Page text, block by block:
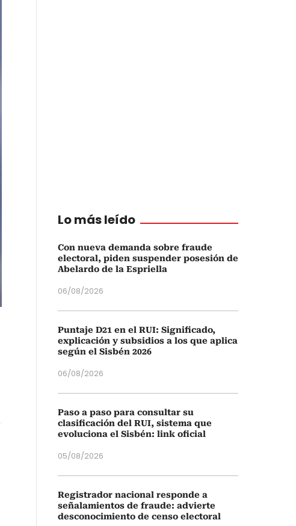
Lo más leído
Con nueva demanda sobre fraude
electoral, piden suspender posesión de
Abelardo de la Espriella
06/08/2026
Puntaje D21 en el RUI: Significado,
explicación y subsidios a los que aplica
según el Sisbén 2026
06/08/2026
Paso a paso para consultar su
clasificación del RUI, sistema que
evoluciona el Sisbén: link oficial
05/08/2026
Registrador nacional responde a
señalamientos de fraude: advierte
desconocimiento de censo electoral